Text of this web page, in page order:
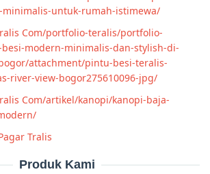
untuk-rumah-istimewa/
Com/portfolio-teralis/portfolio-
modern-minimalis-dan-stylish-di-
attachment/pintu-besi-teralis-
river-view-bogor275610096-jpg/
Com/artikel/kanopi/kanopi-baja-
Tralis
Produk Kami